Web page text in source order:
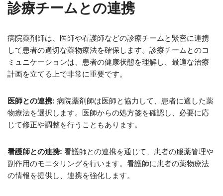
診療チームとの連携
病院薬剤師は、医師や看護師などの診療チームと緊密に連携
して患者の適切な薬物療法を確保します。診療チームとのコ
ミュニケーションは、患者の健康状態を理解し、最適な治療
計画を立てる上で非常に重要です。
医師との連携: 病院薬剤師は医師と協力して、患者に適した薬
物療法を選択します。医師からの処方箋を確認し、必要に応
じて修正や調整を行うこともあります。
看護師との連携: 看護師との連携を通じて、患者の服薬管理や
副作用のモニタリングを行います。看護師に患者の薬物療法
の情報を提供し、連携を強化します。